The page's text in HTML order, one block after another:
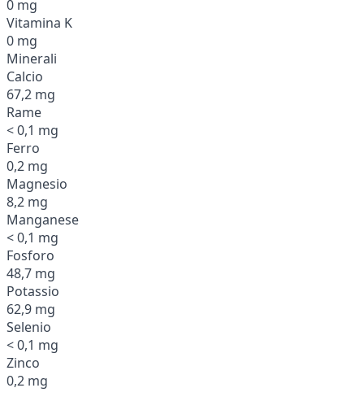
0 mg
Vitamina K
0 mg
Minerali
Calcio
67,2 mg
Rame
< 0,1 mg
Ferro
0,2 mg
Magnesio
8,2 mg
Manganese
< 0,1 mg
Fosforo
48,7 mg
Potassio
62,9 mg
Selenio
< 0,1 mg
Zinco
0,2 mg